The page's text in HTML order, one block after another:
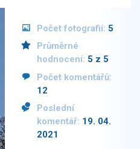
Počet fotografií: 5
Průměrné
hodnocení: 5 z 5
Počet komentářů:
12
Poslední
komentář: 19. 04.
2021